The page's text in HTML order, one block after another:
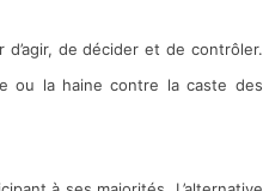
de décider et de contrôler.
ou la haine contre la caste des